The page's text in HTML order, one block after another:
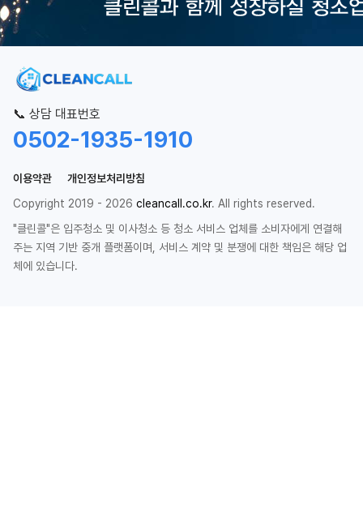
📞 상담 대표번호
0502-1935-1910
이용약관
개인정보처리방침
Copyright 2019 - 2026 cleancall.co.kr. All rights reserved.
"클린콜"은 입주청소 및 이사청소 등 청소 서비스 업체를 소비자에게 연결해
주는 지역 기반 중개 플랫폼이며, 서비스 계약 및 분쟁에 대한 책임은 해당 업
체에 있습니다.